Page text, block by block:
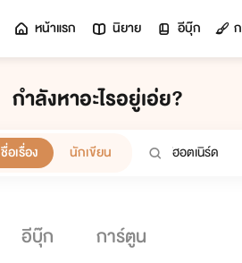
หน้าแรก นิยาย อีบุ๊ก
กำลังหาอะไรอยู่เอ่ย?
ชื่อเรื่อง นักเขียน
อีบุ๊ก การ์ตูน